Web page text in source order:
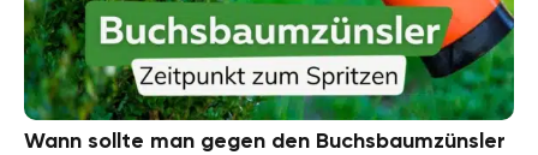
Wann sollte man gegen den Buchsbaumzünsler